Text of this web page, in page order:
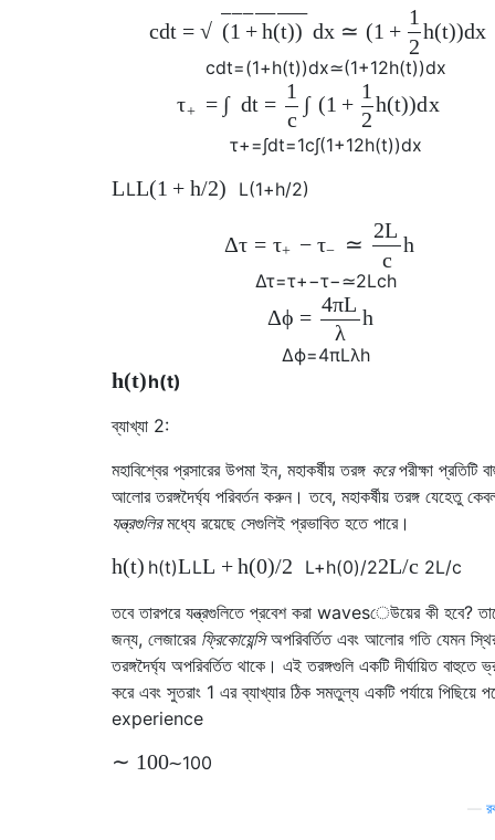
cdt = (1 + h(t))
− −
−−−−−−
√ dx ≃ (1 +
1
2
h(t))dx
cdt=(1+h(t))dx≃(1+12h(t))dx
τ+ = ∫ dt =
1
c
∫ (1 +
1
2
h(t))dx
τ+=∫dt=1c∫(1+12h(t))dx
LLL(1 + h/2) L(1+h/2)
Δτ = τ+ − τ− ≃
2L
c
h
Δτ=τ+−τ−≃2Lch
Δϕ =
4πL
λ
h
Δϕ=4πLλh
h(t)h(t)
ব্যাখ্যা 2:
মহাবিশ্বের প্রসারের উপমা ইন, মহাকর্ষীয় তরঙ্গ করেপরীক্ষা প্রতিটি
আলোর তরঙ্গদৈর্ঘ্য পরিবর্তন করুন। তবে, মহাকর্ষীয় তরঙ্গ যেহেতু
যন্ত্রগুলিরমধ্যে রয়েছে সেগুলিই প্রভাবিত হতে পারে।
h(t) h(t)LLL + h(0)/2 L+h(0)/22L/c 2L/c
তবে তারপরে যন্ত্রগুলিতে প্রবেশ করা wavesেউয়ের কী হবে?
জন্য, লেজারের ফ্রিকোয়েন্সিঅপরিবর্তিত এবং আলোর গতি যেমন
তরঙ্গদৈর্ঘ্য অপরিবর্তিত থাকে। এই তরঙ্গগুলি একটি দীর্ঘায়িত বাহুতে
করে এবং সুতরাং 1 এর ব্যাখ্যার ঠিক সমতুল্য একটি পর্যায়ে পিছিয়ে
experience
∼ 100∼100
—